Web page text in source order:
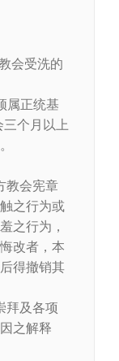
会受洗的
属正统基
个月以上
教会宪章
之行为或
之行为，
改者，本
得撤销其
拜及各项
之解释